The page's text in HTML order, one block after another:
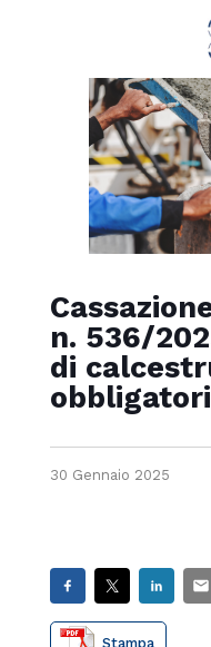
n. 536/
di
30 Gennaio 2025
Stampa